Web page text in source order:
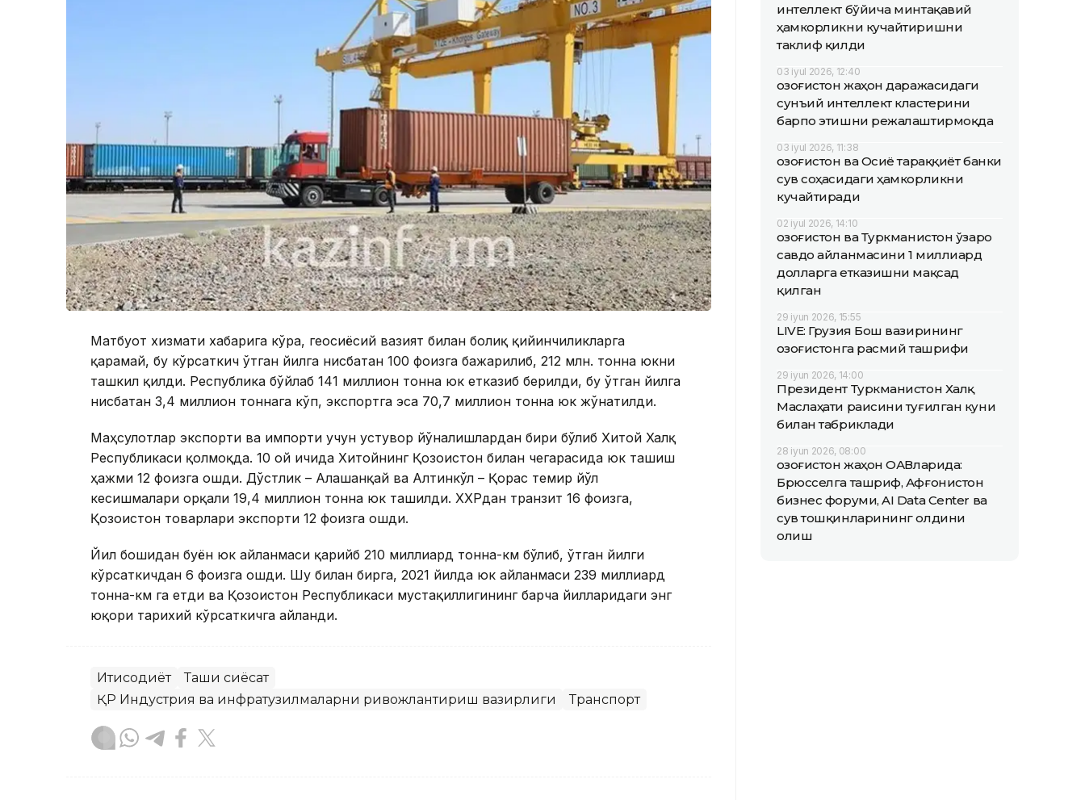
Матбуот хизмати хабарига кўра, геосиёсий вазият билан боғлиқ қийинчиликларга
қарамай, бу кўрсаткич ўтган йилга нисбатан 100 фоизга бажарилиб, 212 млн. тонна юкни
ташкил қилди. Республика бўйлаб 141 миллион тонна юк етказиб берилди, бу ўтган йилга
нисбатан 3,4 миллион тоннага кўп, экспортга эса 70,7 миллион тонна юк жўнатилди.
Маҳсулотлар экспорти ва импорти учун устувор йўналишлардан бири бўлиб Хитой Халқ
Республикаси қолмоқда. 10 ой ичида Хитойнинг Қозоғистон билан чегарасида юк ташиш
ҳажми 12 фоизга ошди. Дўстлик – Алашанқай ва Алтинкўл – Қорғас темир йўл
кесишмалари орқали 19,4 миллион тонна юк ташилди. ХХРдан транзит 16 фоизга,
Қозоғистон товарлари экспорти 12 фоизга ошди.
Йил бошидан буён юк айланмаси қарийб 210 миллиард тонна-км бўлиб, ўтган йилги
кўрсаткичдан 6 фоизга ошди. Шу билан бирга, 2021 йилда юк айланмаси 239 миллиард
тонна-км га етди ва Қозоғистон Республикаси мустақиллигининг барча йилларидаги энг
юқори тарихий кўрсаткичга айланди.
Иқтисодиёт
Ташқи сиёсат
ҚР Индустрия ва инфратузилмаларни ривожлантириш вазирлиги
Транспорт
интеллект бўйича минтақавий
ҳамкорликни кучайтиришни
таклиф қилди
03 iyul 2026, 12:40
Қозоғистон жаҳон даражасидаги
сунъий интеллект кластерини
барпо этишни режалаштирмоқда
03 iyul 2026, 11:38
Қозоғистон ва Осиё тараққиёт банки
сув соҳасидаги ҳамкорликни
кучайтиради
02 iyul 2026, 14:10
Қозоғистон ва Туркманистон ўзаро
савдо айланмасини 1 миллиард
долларга етказишни мақсад
қилган
29 iyun 2026, 15:55
LIVE: Грузия Бош вазирининг
Қозоғистонга расмий ташрифи
29 iyun 2026, 14:00
Президент Туркманистон Халқ
Маслаҳати раисини туғилган куни
билан табриклади
28 iyun 2026, 08:00
Қозоғистон жаҳон ОАВларида:
Брюсселга ташриф, Афғонистон
бизнес форуми, AI Data Center ва
сув тошқинларининг олдини
олиш